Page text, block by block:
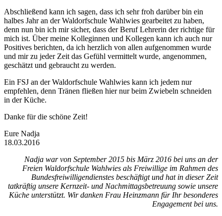
Abschließend kann ich sagen, dass ich sehr froh darüber bin ein
halbes Jahr an der Waldorfschule Wahlwies gearbeitet zu haben,
denn nun bin ich mir sicher, dass der Beruf Lehrerin der richtige für
mich ist. Über meine Kolleginnen und Kollegen kann ich auch nur
Positives berichten, da ich herzlich von allen aufgenommen wurde
und mir zu jeder Zeit das Gefühl vermittelt wurde, angenommen,
geschätzt und gebraucht zu werden.
Ein FSJ an der Waldorfschule Wahlwies kann ich jedem nur
empfehlen, denn Tränen fließen hier nur beim Zwiebeln schneiden
in der Küche.
Danke für die schöne Zeit!
Eure Nadja
18.03.2016
Nadja war von September 2015 bis März 2016 bei uns an der
Freien Waldorfschule Wahlwies als Freiwillige im Rahmen des
Bundesfreiwilligendienstes beschäftigt und hat in dieser Zeit
tatkräftig unsere Kernzeit- und Nachmittagsbetreuung sowie unsere
Küche unterstützt. Wir danken Frau Heinzmann für Ihr besonderes
Engagement bei uns.